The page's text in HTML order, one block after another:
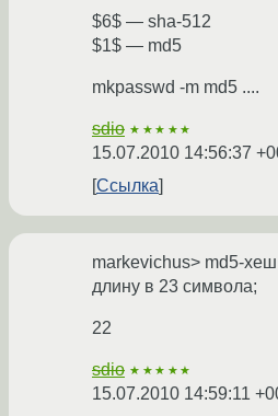
$6$ — sha-512
$1$ — md5
mkpasswd -m md5 ....
sdio ★★★★★
15.07.2010 14:56:37
Ссылка
markevichus> md5-
длину в 23 символа;
22
sdio ★★★★★
15.07.2010 14:59:11